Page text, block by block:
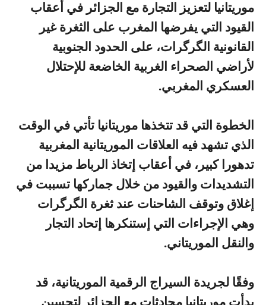
موريتانيا لتعزيز التجارة مع الجزائر في أعقاب
القيود التي يفرضها المغرب على الثغرة غير
القانونية الگرگرات، على الحدود الجنوبية
لأراضي الصحراء الغربية الخاضعة للإحتلال
العسكري المغربي.
الخطوة التي قد تتخذها موريتانيا تأتي في الوقت
الذي تشهد فيه العلاقات الموريتانية المغربية
تدهورا كبير، في أعقاب إتخاذ الرباط مزيدا من
التشديدات والقيود من خلال جماركها تسببت في
إغلاق وتوقف الشاحنات عند ثغرة الگرگرات
وهي الإجراءات التي إستنكرها إتحاد التجار
والنقل الموريتاني.
وفقًا لجريدة السيراج الرقمية الموريتانية، قد
بدأت موريتانيا محادثات مع الجزائر لتحسين